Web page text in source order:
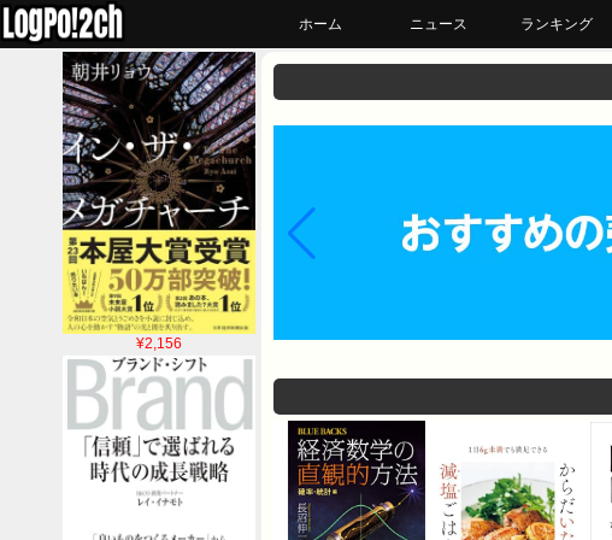
ホーム ニュース ランキング
¥2,156